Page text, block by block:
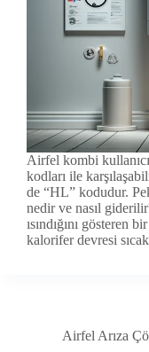
Airfel kombi
kodları ile
de “HL” kodudur.
nedir ve nasıl
ısındığını gösteren
kalorifer devresi
Airfel Arıza